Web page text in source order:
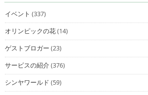
イベント (337)
オリンピックの花(14)
ゲストブロガー (23)
サービスの紹介(376)
シンヤワールド (59)